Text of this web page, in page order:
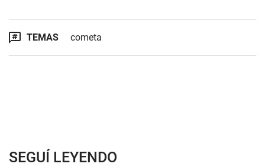
TEMAS cometa
SEGUÍ LEYENDO